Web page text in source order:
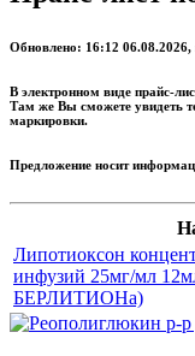
Обновлено: 16:12
В электронном виде прайс-
Там же Вы сможете увидеть
маркировки.
Предложение носит
Липотиоксон
инфузий 25мг/мл
БЕРЛИТИОНа)